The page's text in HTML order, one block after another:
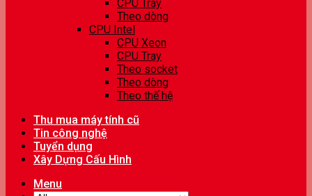
CPU Tray
Theo dòng
CPU Intel
CPU Xeon
CPU Tray
Theo socket
Theo dòng
Theo thế hệ
Thu mua máy tính cũ
Tin công nghệ
Tuyển dụng
Xây Dựng Cấu Hình
Menu